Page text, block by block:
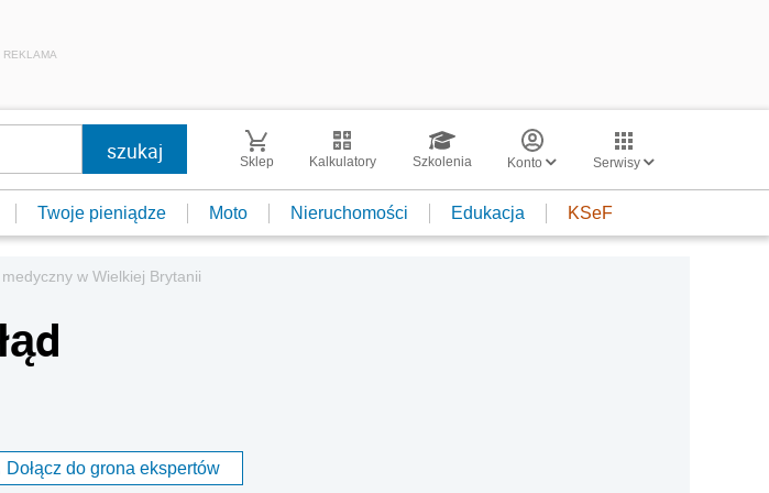
REKLAMA
Sklep Kalkulatory Szkolenia Konto Serwisy
Twoje pieniądze Moto Nieruchomości Edukacja KSeF
w Wielkiej Brytanii
Dołącz do grona ekspertów